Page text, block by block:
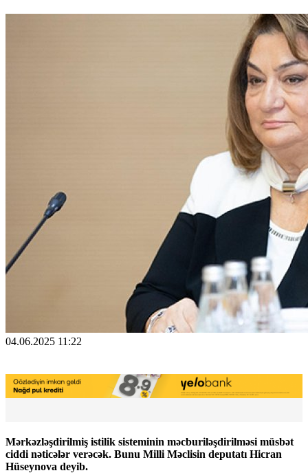
04.06.2025 11:22
Mərkəzləşdirilmiş istilik sisteminin məcburiləşdirilməsi müsbət
ciddi nəticələr verəcək. Bunu Milli Məclisin deputatı Hicran
Hüseynova deyib.